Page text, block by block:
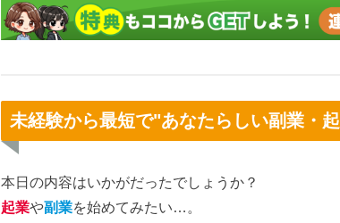
未経験から最短で"あなたらしい副業・
本日の内容はいかがだったでしょうか？
起業や副業を始めてみたい…。